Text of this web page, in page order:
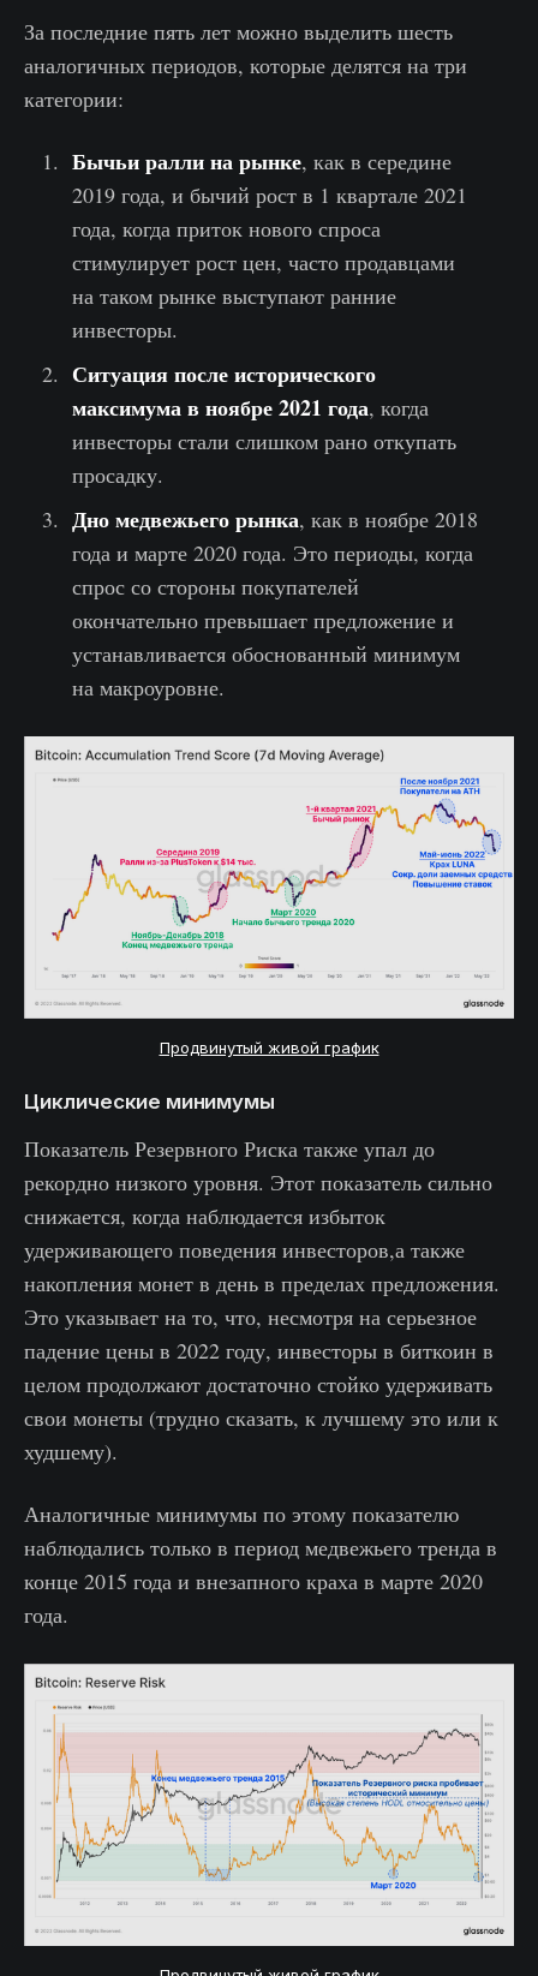
За последние пять лет можно выделить шесть
аналогичных периодов, которые делятся на три
категории:
Бычьи ралли на рынке, как в середине
2019 года, и бычий рост в 1 квартале 2021
года, когда приток нового спроса
стимулирует рост цен, часто продавцами
на таком рынке выступают ранние
инвесторы.
Ситуация после исторического
максимума в ноябре 2021 года, когда
инвесторы стали слишком рано откупать
просадку.
Дно медвежьего рынка, как в ноябре 2018
года и марте 2020 года. Это периоды, когда
спрос со стороны покупателей
окончательно превышает предложение и
устанавливается обоснованный минимум
на макроуровне.
Продвинутый живой график
Циклические минимумы
Показатель Резервного Риска также упал до
рекордно низкого уровня. Этот показатель сильно
снижается, когда наблюдается избыток
удерживающего поведения инвесторов,а также
накопления монет в день в пределах предложения.
Это указывает на то, что, несмотря на серьезное
падение цены в 2022 году, инвесторы в биткоин в
целом продолжают достаточно стойко удерживать
свои монеты (трудно сказать, к лучшему это или к
худшему).
Аналогичные минимумы по этому показателю
наблюдались только в период медвежьего тренда в
конце 2015 года и внезапного краха в марте 2020
года.